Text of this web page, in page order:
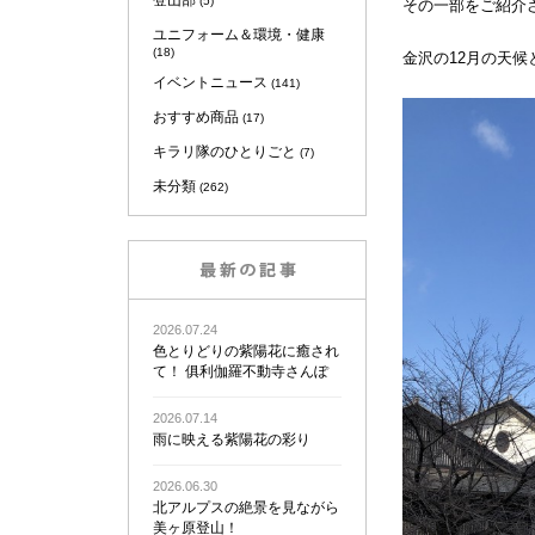
ユニフォーム＆環境・健康
(18)
イベントニュース (141)
おすすめ商品 (17)
キラリ隊のひとりごと (7)
未分類 (262)
2026.07.24
色とりどりの紫陽花に癒され
て！ 俱利伽羅不動寺さんぽ
2026.07.14
雨に映える紫陽花の彩り
2026.06.30
北アルプスの絶景を見ながら
美ヶ原登山！
その一部をご紹介
金沢の12月の天候